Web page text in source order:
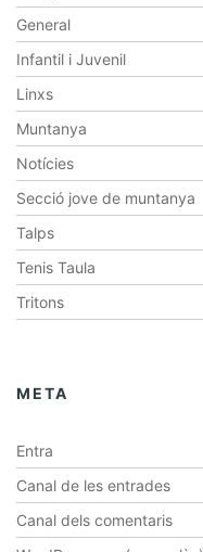
General
Infantil i Juvenil
Linxs
Muntanya
Notícies
Secció jove de muntanya
Talps
Tenis Taula
Tritons
META
Entra
Canal de les entrades
Canal dels comentaris